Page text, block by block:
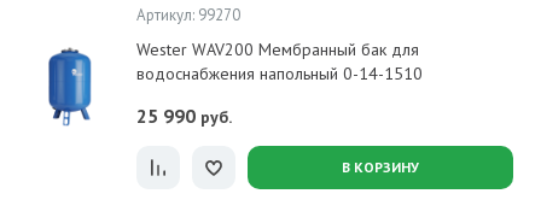
Артикул: 99270
Wester WAV200 Мембранный бак для
водоснабжения напольный 0-14-1510
25 990 руб.
В КОРЗИНУ